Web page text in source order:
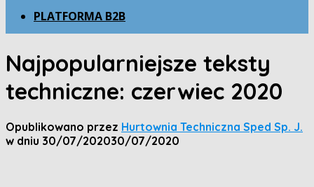
PLATFORMA B2B
Najpopularniejsze teksty
techniczne: czerwiec 2020
Opublikowano przez Hurtownia Techniczna Sped Sp. J.
w dniu 30/07/202030/07/2020